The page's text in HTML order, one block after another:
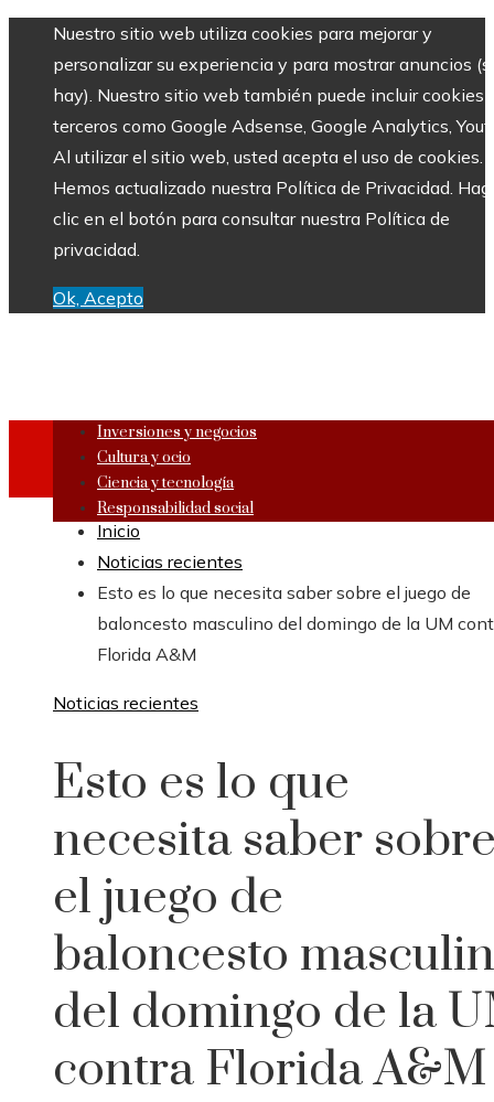
Nuestro sitio web utiliza cookies para mejorar y
personalizar su experiencia y para mostrar anuncios
hay). Nuestro sitio web también puede incluir cookies
terceros como Google Adsense, Google Analytics,
Al utilizar el sitio web, usted acepta el uso de cookies.
Hemos actualizado nuestra Política de Privacidad.
clic en el botón para consultar nuestra Política de
privacidad.
Ok, Acepto
Inversiones y negocios
Cultura y ocio
Ciencia y tecnología
Responsabilidad social
Inicio
Noticias recientes
Esto es lo que necesita saber sobre el juego de
baloncesto masculino del domingo de la UM
Florida A&M
Noticias recientes
Esto es lo que
necesita saber
el juego de
baloncesto
del domingo de la
contra Florida A&M